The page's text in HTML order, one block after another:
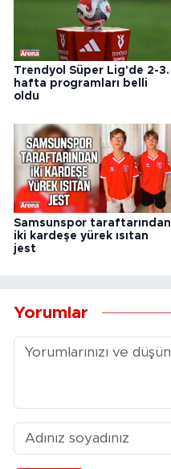
Trendyol Süper Lig'de 2-3.
hafta programları belli
oldu
Samsunspor taraftarından
iki kardeşe yürek ısıtan
jest
Yorumlar